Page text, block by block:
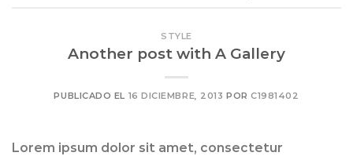
STYLE
Another post with A Gallery
PUBLICADO EL 16 DICIEMBRE, 2013 PORC1981402
Lorem ipsum dolor sit amet, consectetur